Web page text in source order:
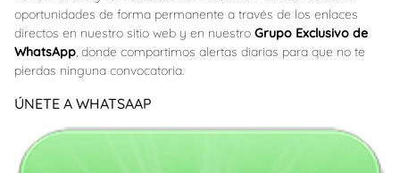
oportunidades de forma permanente a través de los enlaces
directos en nuestro sitio web y en nuestro Grupo Exclusivo de
WhatsApp, donde compartimos alertas diarias para que no te
pierdas ninguna convocatoria.
ÚNETE A WHATSAAP